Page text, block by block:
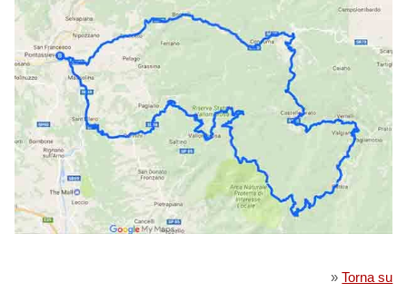
»Torna su